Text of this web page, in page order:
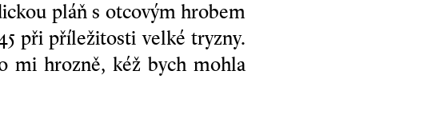
pláň s otcovým hrobem
při příležitosti velké tryzny.
mi hrozně, kéž bych mohla